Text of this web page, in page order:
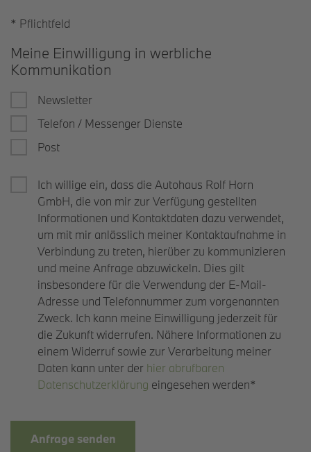
* Pflichtfeld
Meine Einwilligung in werbliche
Kommunikation
Newsletter
Telefon / Messenger Dienste
Post
Ich willige ein, dass die Autohaus Rolf Horn
GmbH, die von mir zur Verfügung gestellten
Informationen und Kontaktdaten dazu verwendet,
um mit mir anlässlich meiner Kontaktaufnahme in
Verbindung zu treten, hierüber zu kommunizieren
und meine Anfrage abzuwickeln. Dies gilt
insbesondere für die Verwendung der E-Mail-
Adresse und Telefonnummer zum vorgenannten
Zweck. Ich kann meine Einwilligung jederzeit für
die Zukunft widerrufen. Nähere Informationen zu
einem Widerruf sowie zur Verarbeitung meiner
Daten kann unter der hier abrufbaren
Datenschutzerklärung eingesehen werden*
Anfrage senden